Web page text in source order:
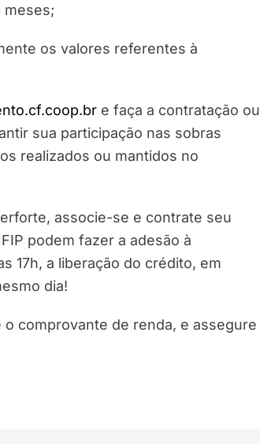
meses;
os valores referentes à
e faça a contratação ou
sua participação nas sobras
realizados ou mantidos no
associe-se e contrate seu
podem fazer a adesão à
17h, a liberação do crédito, em
dia!
comprovante de renda, e assegure